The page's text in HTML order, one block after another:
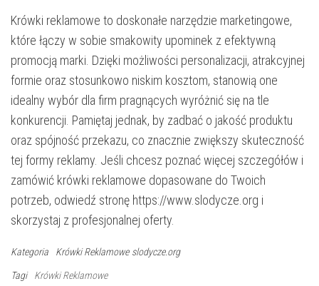
Krówki reklamowe to doskonałe narzędzie marketingowe,
które łączy w sobie smakowity upominek z efektywną
promocją marki. Dzięki możliwości personalizacji, atrakcyjnej
formie oraz stosunkowo niskim kosztom, stanowią one
idealny wybór dla firm pragnących wyróżnić się na tle
konkurencji. Pamiętaj jednak, by zadbać o jakość produktu
oraz spójność przekazu, co znacznie zwiększy skuteczność
tej formy reklamy. Jeśli chcesz poznać więcej szczegółów i
zamówić krówki reklamowe dopasowane do Twoich
potrzeb, odwiedź stronę https://www.slodycze.org i
skorzystaj z profesjonalnej oferty.
Kategoria Krówki Reklamowe slodycze.org
Tagi Krówki Reklamowe